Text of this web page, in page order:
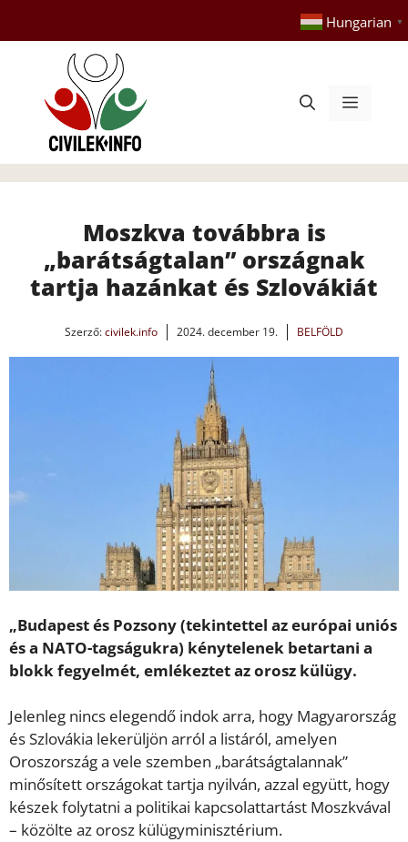
tartalomba
Hungarian ▼
Menü
Moszkva továbbra is
„barátságtalan” országnak
tartja hazánkat és Szlovákiát
Szerző:civilek.info 2024. december 19. BELFÖLD
„Budapest és Pozsony (tekintettel az európai uniós
és a NATO-tagságukra) kénytelenek betartani a
blokk fegyelmét, emlékeztet az orosz külügy.
Jelenleg nincs elegendő indok arra, hogy Magyarország
és Szlovákia lekerüljön arról a listáról, amelyen
Oroszország a vele szemben „barátságtalannak”
minősített országokat tartja nyilván, azzal együtt, hogy
készek folytatni a politikai kapcsolattartást Moszkvával
– közölte az orosz külügyminisztérium.